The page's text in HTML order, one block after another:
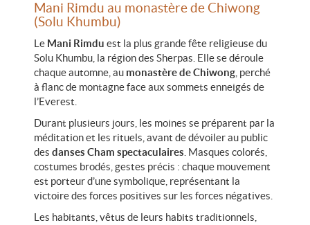
Mani Rimdu au monastère de Chiwong
(Solu Khumbu)
Le Mani Rimdu est la plus grande fête religieuse du
Solu Khumbu, la région des Sherpas. Elle se déroule
chaque automne, au monastère de Chiwong, perché
à flanc de montagne face aux sommets enneigés de
l’Everest.
Durant plusieurs jours, les moines se préparent par la
méditation et les rituels, avant de dévoiler au public
des danses Cham spectaculaires . Masques colorés,
costumes brodés, gestes précis : chaque mouvement
est porteur d’une symbolique, représentant la
victoire des forces positives sur les forces négatives.
Les habitants, vêtus de leurs habits traditionnels,